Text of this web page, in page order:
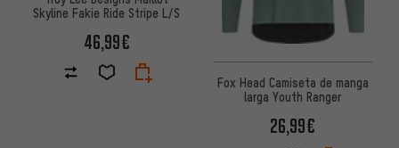
Skyline Fakie Ride Stripe L/S
46,99€
Fox Head Camiseta de manga
larga Youth Ranger
26,99€